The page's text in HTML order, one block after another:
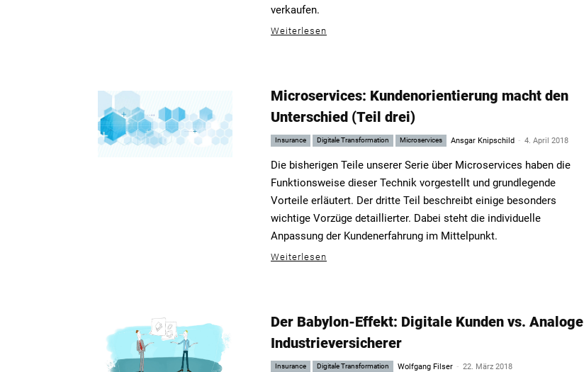
verkaufen.
Weiterlesen
Microservices: Kundenorientierung macht den
Unterschied (Teil drei)
Insurance Digitale Transformation Microservices Ansgar Knipschild - 4. April 2018
Die bisherigen Teile unserer Serie über Microservices haben die
Funktionsweise dieser Technik vorgestellt und grundlegende
Vorteile erläutert. Der dritte Teil beschreibt einige besonders
wichtige Vorzüge detaillierter. Dabei steht die individuelle
Anpassung der Kundenerfahrung im Mittelpunkt.
Weiterlesen
Der Babylon-Effekt: Digitale Kunden vs. Analoge
Industrieversicherer
Insurance Digitale Transformation Wolfgang Filser - 22. März 2018